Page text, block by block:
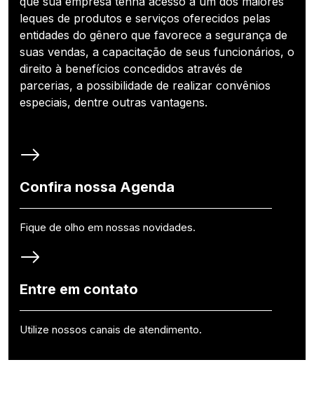
leques de produtos e serviços oferecidos pelas
entidades do gênero que favorece a segurança de
suas vendas, a capacitação de seus funcionários, o
direito à benefícios concedidos através de
parcerias, a possibilidade de realizar convênios
especiais, dentre outras vantagens.
Confira nossa Agenda
Fique de olho em nossas novidades.
Entre em contato
Utilize nossos canais de atendimento.